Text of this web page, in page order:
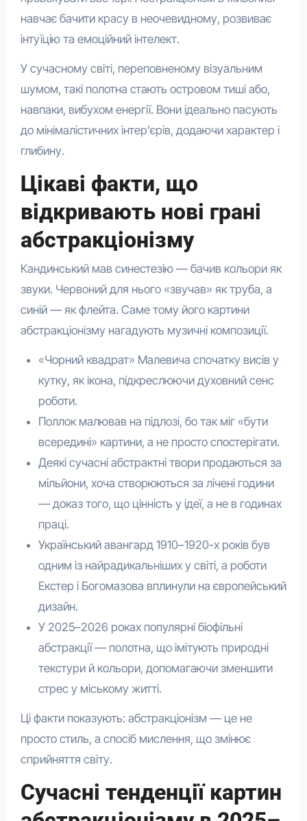
навчає бачити красу в неочевидному, розвиває
інтуїцію та емоційний інтелект.
У сучасному світі, переповненому візуальним
шумом, такі полотна стають островом тиші або,
навпаки, вибухом енергії. Вони ідеально пасують
до мінімалістичних інтер’єрів, додаючи характер і
глибину.
Цікаві факти, що
відкривають нові грані
абстракціонізму
Кандинський мав синестезію — бачив кольори як
звуки. Червоний для нього «звучав» як труба, а
синій — як флейта. Саме тому його картини
абстракціонізму нагадують музичні композиції.
«Чорний квадрат» Малевича спочатку висів у
кутку, як ікона, підкреслюючи духовний сенс
роботи.
Поллок малював на підлозі, бо так міг «бути
всередині» картини, а не просто спостерігати.
Деякі сучасні абстрактні твори продаються за
мільйони, хоча створюються за лічені години
— доказ того, що цінність у ідеї, а не в годинах
праці.
Український авангард 1910–1920-х років був
одним із найрадикальніших у світі, а роботи
Екстер і Богомазова вплинули на європейський
дизайн.
У 2025–2026 роках популярні біофільні
абстракції — полотна, що імітують природні
текстури й кольори, допомагаючи зменшити
стрес у міському житті.
Ці факти показують: абстракціонізм — це не
просто стиль, а спосіб мислення, що змінює
сприйняття світу.
Сучасні тенденції картин